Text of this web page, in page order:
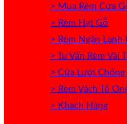
> Mua Rèm Cửa
> Rèm Hạt Gỗ
> Rèm Ngăn
> Tư Vấn Rèm Vải
> Cửa Lưới Chống
> Rèm Vách Tổ
> Khách Hàng